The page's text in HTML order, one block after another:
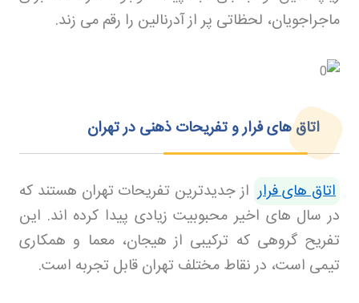
ماجراجویان، لحظاتی پر از آدرنالین را رقم می زند.
اتاق های فرار و تفریحات ذهنی در تهران
اتاق های فرار از جدیدترین تفریحات تهران هستند که
در سال های اخیر محبوبیت زیادی پیدا کرده اند. این
تفریح گروهی که ترکیبی از هیجان، معما و همکاری
تیمی است، در نقاط مختلف تهران قابل تجربه است.